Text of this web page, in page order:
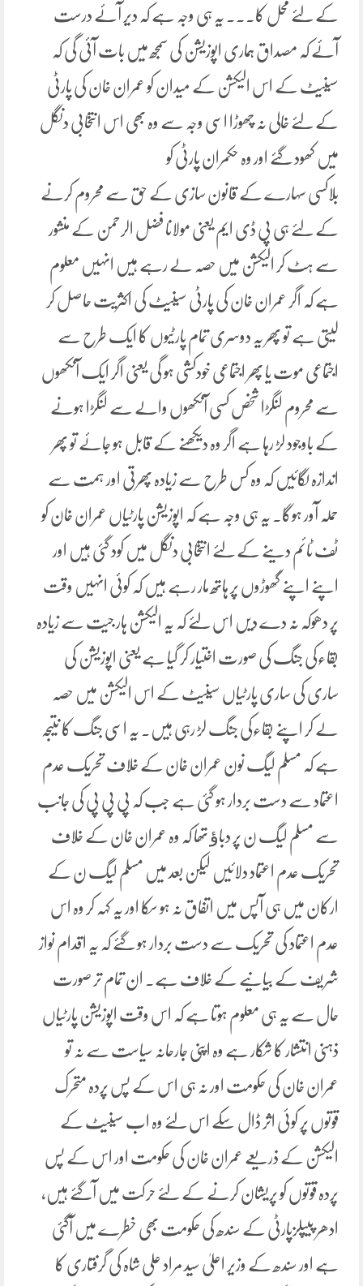
کے لئے محل کا۔۔۔ یہ ہی وجہ ہے کہ دیر آئے درست
آئے کہ مصداق ہماری اپوزیشن کی سمجھ میں بات آئی گی کہ
سینیٹ کے اس الیکشن کے میدان کو عمران خان کی پارٹی
کے لئے خالی نہ چھوڑا اسی وجہ سے وہ بھی اس انتخابی دنگل
میں کھود گئے اور وہ حکمران پارٹی کو
بلاکسی سہارے کے قانون سازی کے حق سے محروم کرنے
کے لئے ہی پی ڈی ایم یعنی مولانا فضل الرحمن کے منشور
سے ہٹ کر الیکشن میں حصہ لے رہے ہیں انہیں معلوم
ہے کہ اگر عمران خان کی پارٹی سینیٹ کی اکثریت حاصل کر
لیتی ہے تو پھر یہ دوسری تمام پارٹیوں کا ایک طرح سے
اجتماعی موت یا پھر اجتماعی خودکشی ہو گی یعنی اگر ایک آنکھوں
سے محروم لنگڑا شخص کسی آنکھوں والے سے لنگڑا ہونے
کے باوجود لڑ رہا ہے اگر وہ دیکھنے کے قابل ہو جائے تو پھر
اندازہ لگائیں کہ وہ کس طرح سے زیادہ پھرتی اور ہمت سے
حملہ آور ہوگا۔ یہ ہی وجہ ہے کہ اپوزیشن پارٹیاں عمران خان کو
ٹف ٹائم دینے کے لئے انتخابی دنگل میں کود گئی ہیں اور
اپنے اپنے گھوڑوں پر ہاتھ مار رہے ہیں کہ کوئی انہیں وقت
پر دھوکہ نہ دے دیں اس لئے کہ یہ الیکشن ہار جیت سے زیادہ
بقاءکی جنگ کی صورت اختیار کر گیا ہے یعنی اپوزیشن کی
ساری کی ساری پارٹیاں سینیٹ کے اس الیکشن میں حصہ
لے کر اپنے بقاءکی جنگ لڑ رہی ہیں۔ یہ اسی جنگ کا نتیجہ
ہے کہ مسلم لیگ نون عمران خان کے خلاف تحریک عدم
اعتماد سے دست بردار ہو گئی ہے جب کہ پی پی پی کی جانب
سے مسلم لیگ ن پر دباﺅ تھا کہ وہ عمران خان کے خلاف
تحریک عدم اعتماد دلائیں لیکن بعد میں مسلم لیگ ن کے
ارکان میں ہی آپس میں اتفاق نہ ہو سکا اور یہ کہہ کر وہ اس
عدم اعتماد کی تحریک سے دست بردار ہو گئے کہ یہ اقدام نواز
شریف کے بیانیے کے خلاف ہے۔ ان تمام تر صورت
حال سے یہ ہی معلوم ہوتا ہے کہ اس وقت اپوزیشن پارٹیاں
ذہنی انتشار کا شکار ہے وہ اپنی جارحانہ سیاست سے نہ تو
عمران خان کی حکومت اور نہ ہی اس کے پس پردہ متحرک
قوتوں پر کوئی اثر ڈال سکے اس لئے وہ اب سینیٹ کے
الیکشن کے ذریعے عمران خان کی حکومت اور اس کے پس
پردہ قوتوں کو پریشان کرنے کے لئے حرکت میں آگئے ہیں،
ادھر پیپلزپارٹی کے سندھ کی حکومت بھی خطرے میں آگئی
ہے اور سندھ کے وزیر اعلیٰ سید مراد علی شاہ کی گرفتاری کا